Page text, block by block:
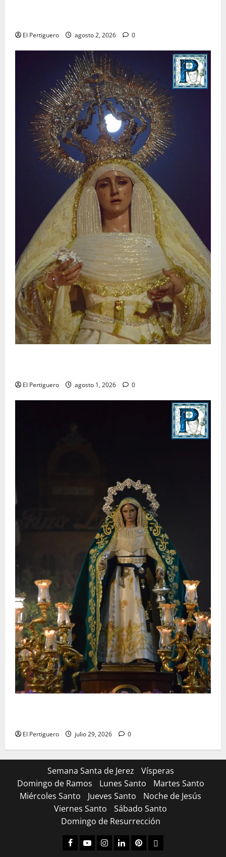
El Pertiguero agosto 2, 2026 0
El Pertiguero agosto 1, 2026 0
El Pertiguero julio 29, 2026 0
Semana Santa de Jerez
Vísperas
Domingo de Ramos
Lunes Santo
Martes Santo
Miércoles Santo
Jueves Santo
Noche de Jesús
Viernes Santo
Sábado Santo
Domingo de Resurrección
Facebook
YoutubeInstagram
LinkedPinterestDribbble